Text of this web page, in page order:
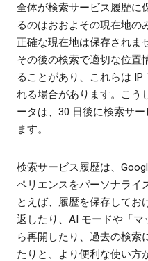
全体が検索サービス履歴に
るのはおおよその現在地の
正確な現在地は保存されま
その後の検索で適切な位置
ることがあり、これらは
れる場合があります。こう
ータは、30 日後に検索サ
ます。
検索サービス履歴は、
ペリエンスをパーソナライ
とえば、履歴を保存してお
返したり、AI モードや「
ら再開したり、過去の検索
たりと、より便利な使い方